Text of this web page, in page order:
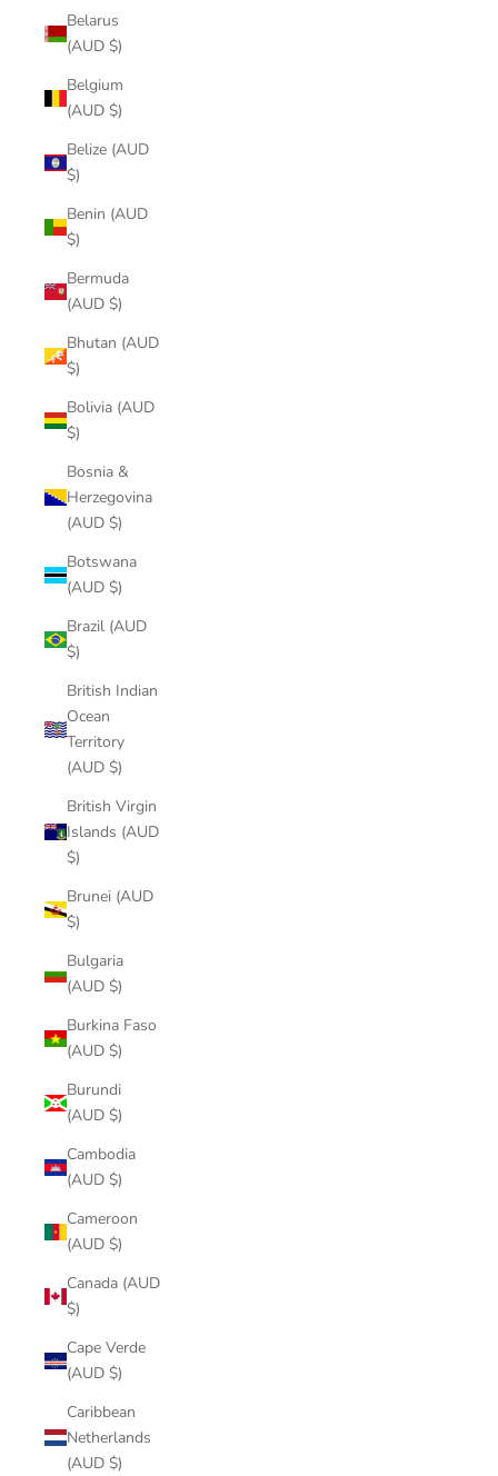
Belarus
(AUD $)
Belgium
(AUD $)
Belize (AUD
$)
Benin (AUD
$)
Bermuda
(AUD $)
Bhutan (AUD
$)
Bolivia (AUD
$)
Bosnia &
Herzegovina
(AUD $)
Botswana
(AUD $)
Brazil (AUD
$)
British Indian
Ocean
Territory
(AUD $)
British Virgin
Islands (AUD
$)
Brunei (AUD
$)
Bulgaria
(AUD $)
Burkina Faso
(AUD $)
Burundi
(AUD $)
Cambodia
(AUD $)
Cameroon
(AUD $)
Canada (AUD
$)
Cape Verde
(AUD $)
Caribbean
Netherlands
(AUD $)